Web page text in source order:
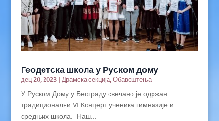
Геодетска школа у Руском дому
дец 20, 2023| Драмска секција,Обавештења
У Руском Дому у Београду свечано је одржан
традиционални VI Концерт ученика гимназије и
средњих школа. Наш...